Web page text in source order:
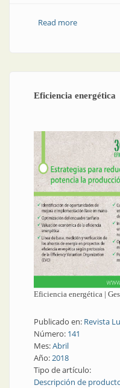
Read moreabout
Eficiencia energética
Eficiencia energética |
Publicado en: Revista
Número: 141
Mes:Abril
Año:2018
Tipo de artículo:
Descripción de